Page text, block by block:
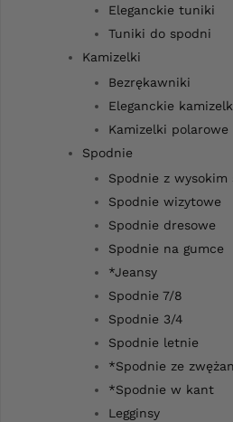
Eleganckie tuniki
Tuniki do spodni
Kamizelki
Bezrękawniki
Eleganckie
Kamizelki polarowe
Spodnie
Spodnie z wysokim
Spodnie wizytowe
Spodnie dresowe
Spodnie na gumce
*Jeansy
Spodnie 7/8
Spodnie 3/4
Spodnie letnie
*Spodnie ze
*Spodnie w kant
Legginsy